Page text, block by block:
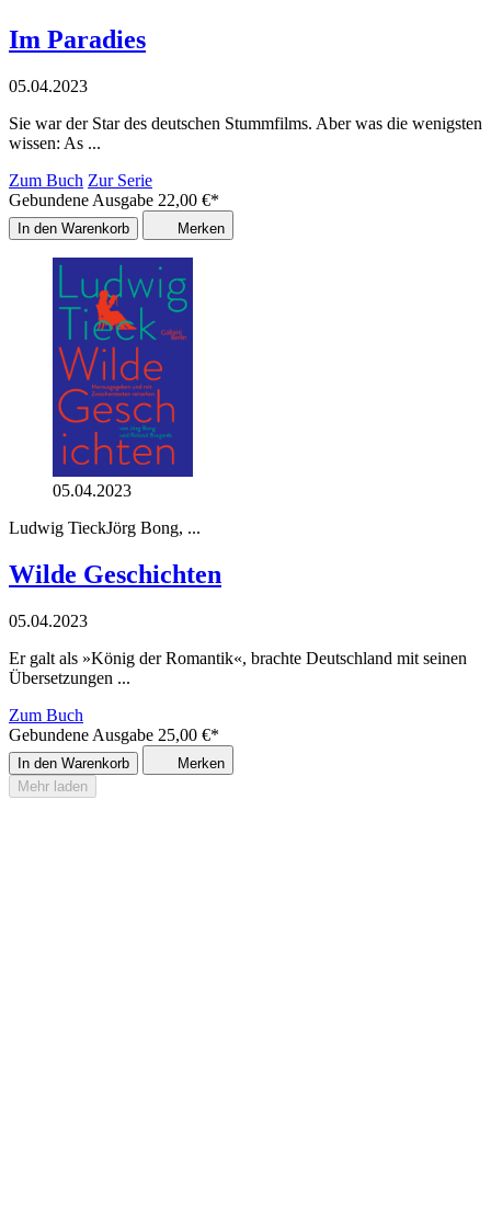
Im Paradies
05.04.2023
Sie war der Star des deutschen Stummfilms. Aber was die wenigsten
wissen: As ...
Zum Buch Zur Serie
Gebundene Ausgabe 22,00 €*
In den Warenkorb Merken
05.04.2023
Ludwig TieckJörg Bong, ...
Wilde Geschichten
05.04.2023
Er galt als »König der Romantik«, brachte Deutschland mit seinen
Übersetzungen ...
Zum Buch
Gebundene Ausgabe 25,00 €*
In den Warenkorb
Merken
Mehr laden